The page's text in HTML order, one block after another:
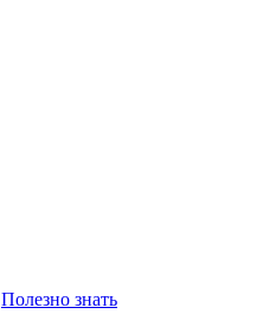
Полезно знать